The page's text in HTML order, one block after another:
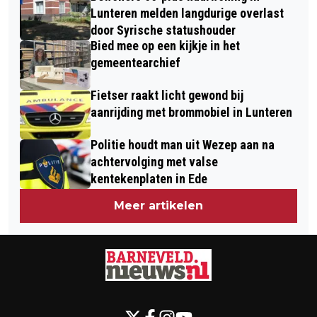
SLIMME WEEGSCHAAL
BARNEVELDLunteren melden langdurige overlast
door Syrische statushouder
Bied mee op een kijkje in het
gemeentearchief
Fietser raakt licht gewond bij
aanrijding met brommobiel in Lunteren
Politie houdt man uit Wezep aan na
achtervolging met valse
kentekenplaten in Ede
Meer artikelen